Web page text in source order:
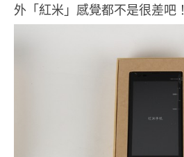
外「紅米」感覺都不是很差吧！